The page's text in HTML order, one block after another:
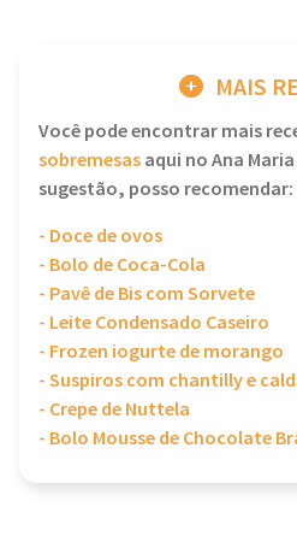
MAIS
Você pode encontrar mais
sobremesasaqui no Ana
sugestão, posso recomendar:
- Doce de ovos
- Bolo de Coca-Cola
- Pavê de Bis com Sorvete
- Leite Condensado Caseiro
- Frozen iogurte de morango
- Suspiros com chantilly e
- Crepe de Nuttela
- Bolo Mousse de Chocolate